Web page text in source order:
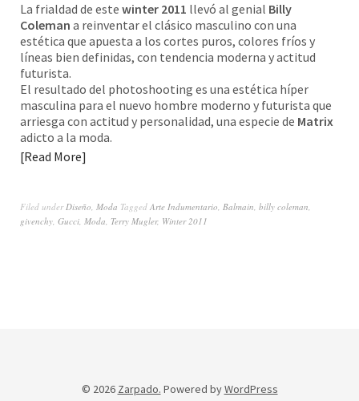
La frialdad de este winter 2011 llevó al genial Billy
Coleman a reinventar el clásico masculino con una
estética que apuesta a los cortes puros, colores fríos y
líneas bien definidas, con tendencia moderna y actitud
futurista.
El resultado del photoshooting es una estética híper
masculina para el nuevo hombre moderno y futurista que
arriesga con actitud y personalidad, una especie de Matrix
adicto a la moda.
Read More
Filed underDiseño, Moda Tagged Arte Indumentario, Balmain, billy coleman,
givenchy, Gucci, Moda, Terry Mugler, Winter 2011
© 2026 Zarpado. Powered byWordPress